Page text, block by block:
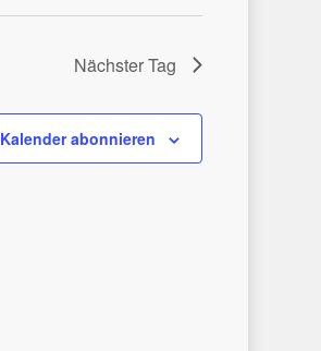
Nächster Tag
Kalender abonnieren